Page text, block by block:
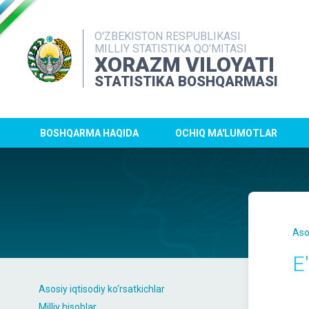
O'ZBEKISTON RESPUBLIKASI
MILLIY STATISTIKA QO'MITASI
XORAZM VILOYATI
STATISTIKA BOSHQARMASI
BOSHQARMA HAQIDA OCHIQ MA'LUMOTLAR
Asosiy iqtisodiy ko‘rsatkichlar